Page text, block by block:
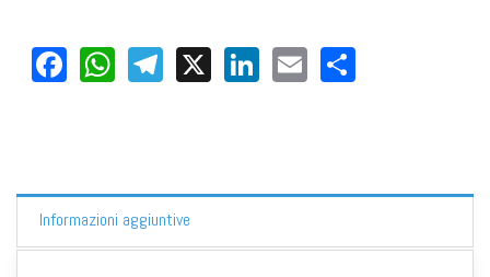
Facebook
WhatsApp
Telegram
X LinkedIn
Email
Informazioni aggiuntive